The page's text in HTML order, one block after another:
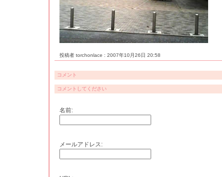
投稿者 torchonlace : 2007年10月26日 20:58
コメント
コメントしてください
名前:
メールアドレス: